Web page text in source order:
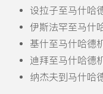
设拉子至马什哈
伊斯法罕至马什
基什至马什哈德
迪拜至马什哈德
纳杰夫到马什哈